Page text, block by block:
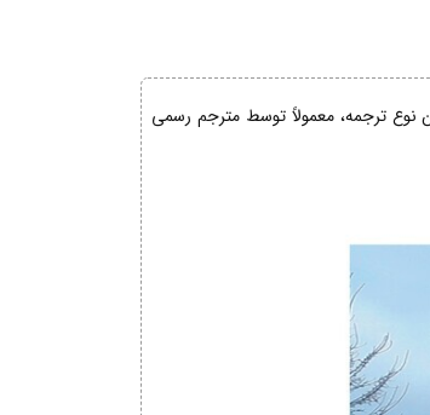
نوع ترجمه، معمولاً توسط مترجم رسمی